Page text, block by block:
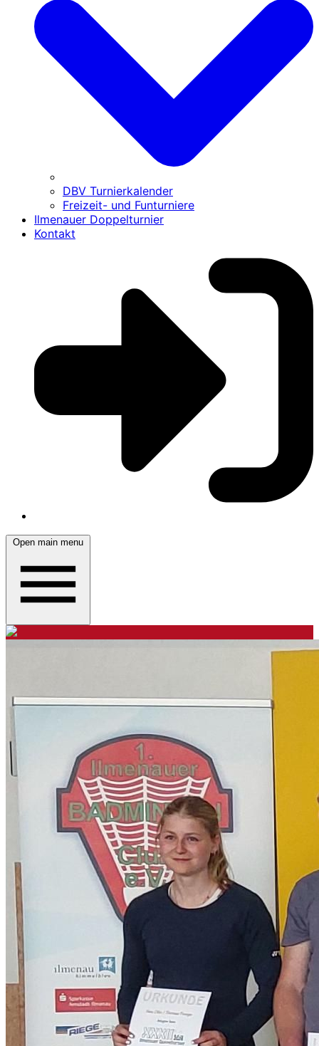
DBV Turnierkalender
Freizeit- und Funturniere
Ilmenauer Doppelturnier
Kontakt
Open main menu